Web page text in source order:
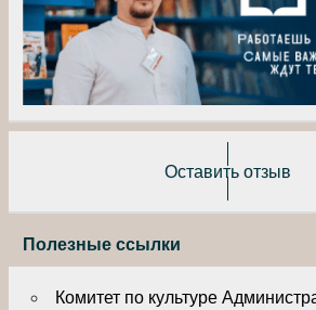
Оставить отзыв
Полезные ссылки
Комитет по культуре